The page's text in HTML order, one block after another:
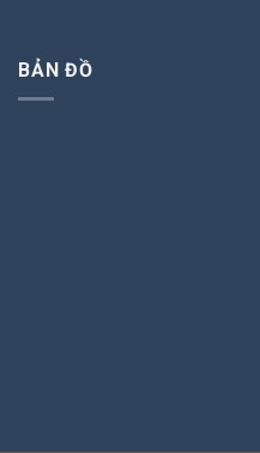
BẢN ĐỒ